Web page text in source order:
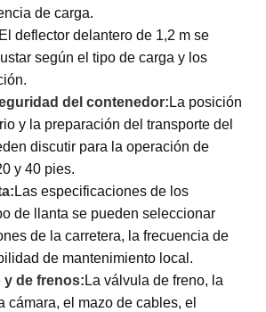
de carga.
El deflector delantero de 1,2 m se
según el tipo de carga y los
del contenedor: La posición
y la preparación del transporte del
discutir para la operación de
y 40 pies.
Las especificaciones de los
de llanta se pueden seleccionar
de la carretera, la frecuencia de
de mantenimiento local.
y de frenos: La válvula de freno, la
cámara, el mazo de cables, el